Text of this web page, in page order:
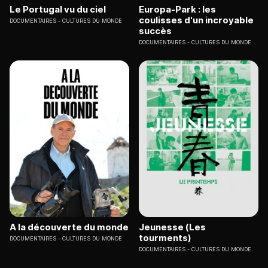
Le Portugal vu du ciel
DOCUMENTAIRES CULTURES DU MONDE
Europa-Park : les
coulisses d'un incroyable
succès
DOCUMENTAIRES CULTURES DU MONDE
A la découverte du monde
DOCUMENTAIRES CULTURES DU MONDE
Jeunesse (Les
tourments)
DOCUMENTAIRES CULTURES DU MONDE